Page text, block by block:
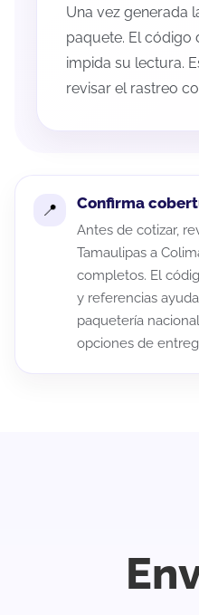
Una vez generada
paquete. El código
impida su lectura.
revisar el rastreo
Confirma
Antes de cotizar,
Tamaulipas a
completos. El
y referencias
paquetería
opciones de